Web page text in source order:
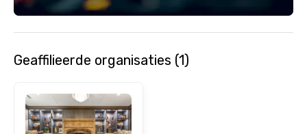
unforgettable
Geaffilieerde organisaties (1)